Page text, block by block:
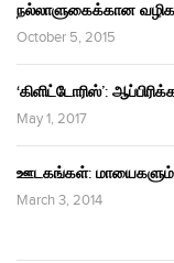
நல்லாளுகைக்கான
October 5, 2015
‘கிளிட்டோரிஸ்’:
May 1, 2017
ஊடகங்கள்: மாயைகளும்,
March 3, 2014